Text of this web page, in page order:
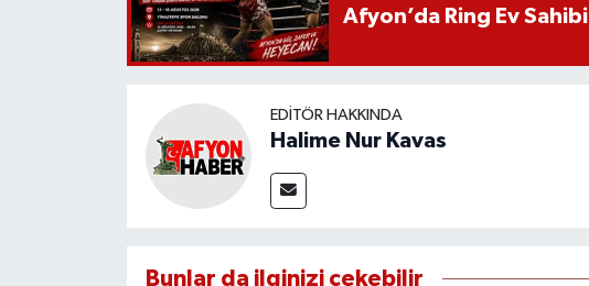
Afyon’da Ring Ev
EDITÖR HAKKINDA
Halime Nur Kavas
Bunlar da ilginizi çekebilir